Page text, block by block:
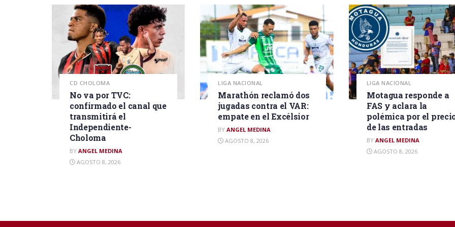
CD CHOLOMA
No va por TVC:
confirmado el canal que
transmitirá el
Independiente-
Choloma
BY ANGEL MEDINA
AGOSTO 8, 2026
LIGA NACIONAL
Marathón reclamó dos
jugadas contra el VAR:
empate en el Excélsior
BY ANGEL MEDINA
AGOSTO 8, 2026
LIGA NACIONAL
Motagua responde a
FAS y aclara la
polémica por el
de las entradas
BY ANGEL MEDINA
AGOSTO 8, 2026